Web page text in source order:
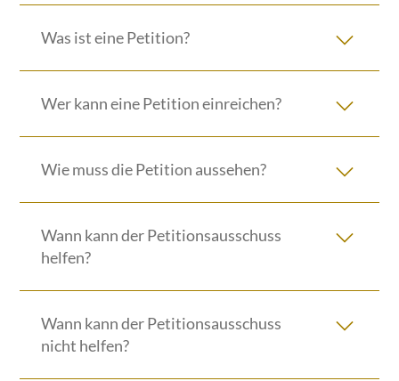
Was ist eine Petition?
Wer kann eine Petition einreichen?
Wie muss die Petition aussehen?
Wann kann der Petitionsausschuss
helfen?
Wann kann der Petitionsausschuss
nicht helfen?